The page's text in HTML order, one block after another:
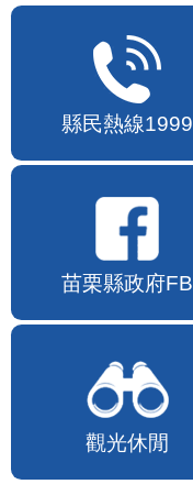
縣民熱線1999
苗栗縣政府FB
觀光休閒